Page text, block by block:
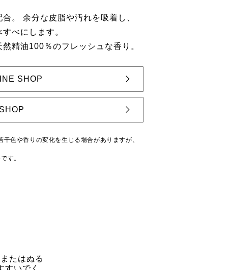
。 余分な皮脂や汚れを吸着し、
べにします。
精油100％のフレッシュな香り。
SHOP
SHOP
色や香りの変化を生じる場合がありますが、
す。
たはぬる
すいでく